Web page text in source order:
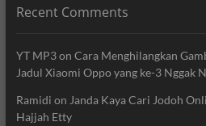
Recent Comments
YT MP3on Cara Menghilangkan
Jadul Xiaomi Oppo yang ke-3 Nggak
Ramidi on Janda Kaya Cari Jodoh
Hajjah Etty